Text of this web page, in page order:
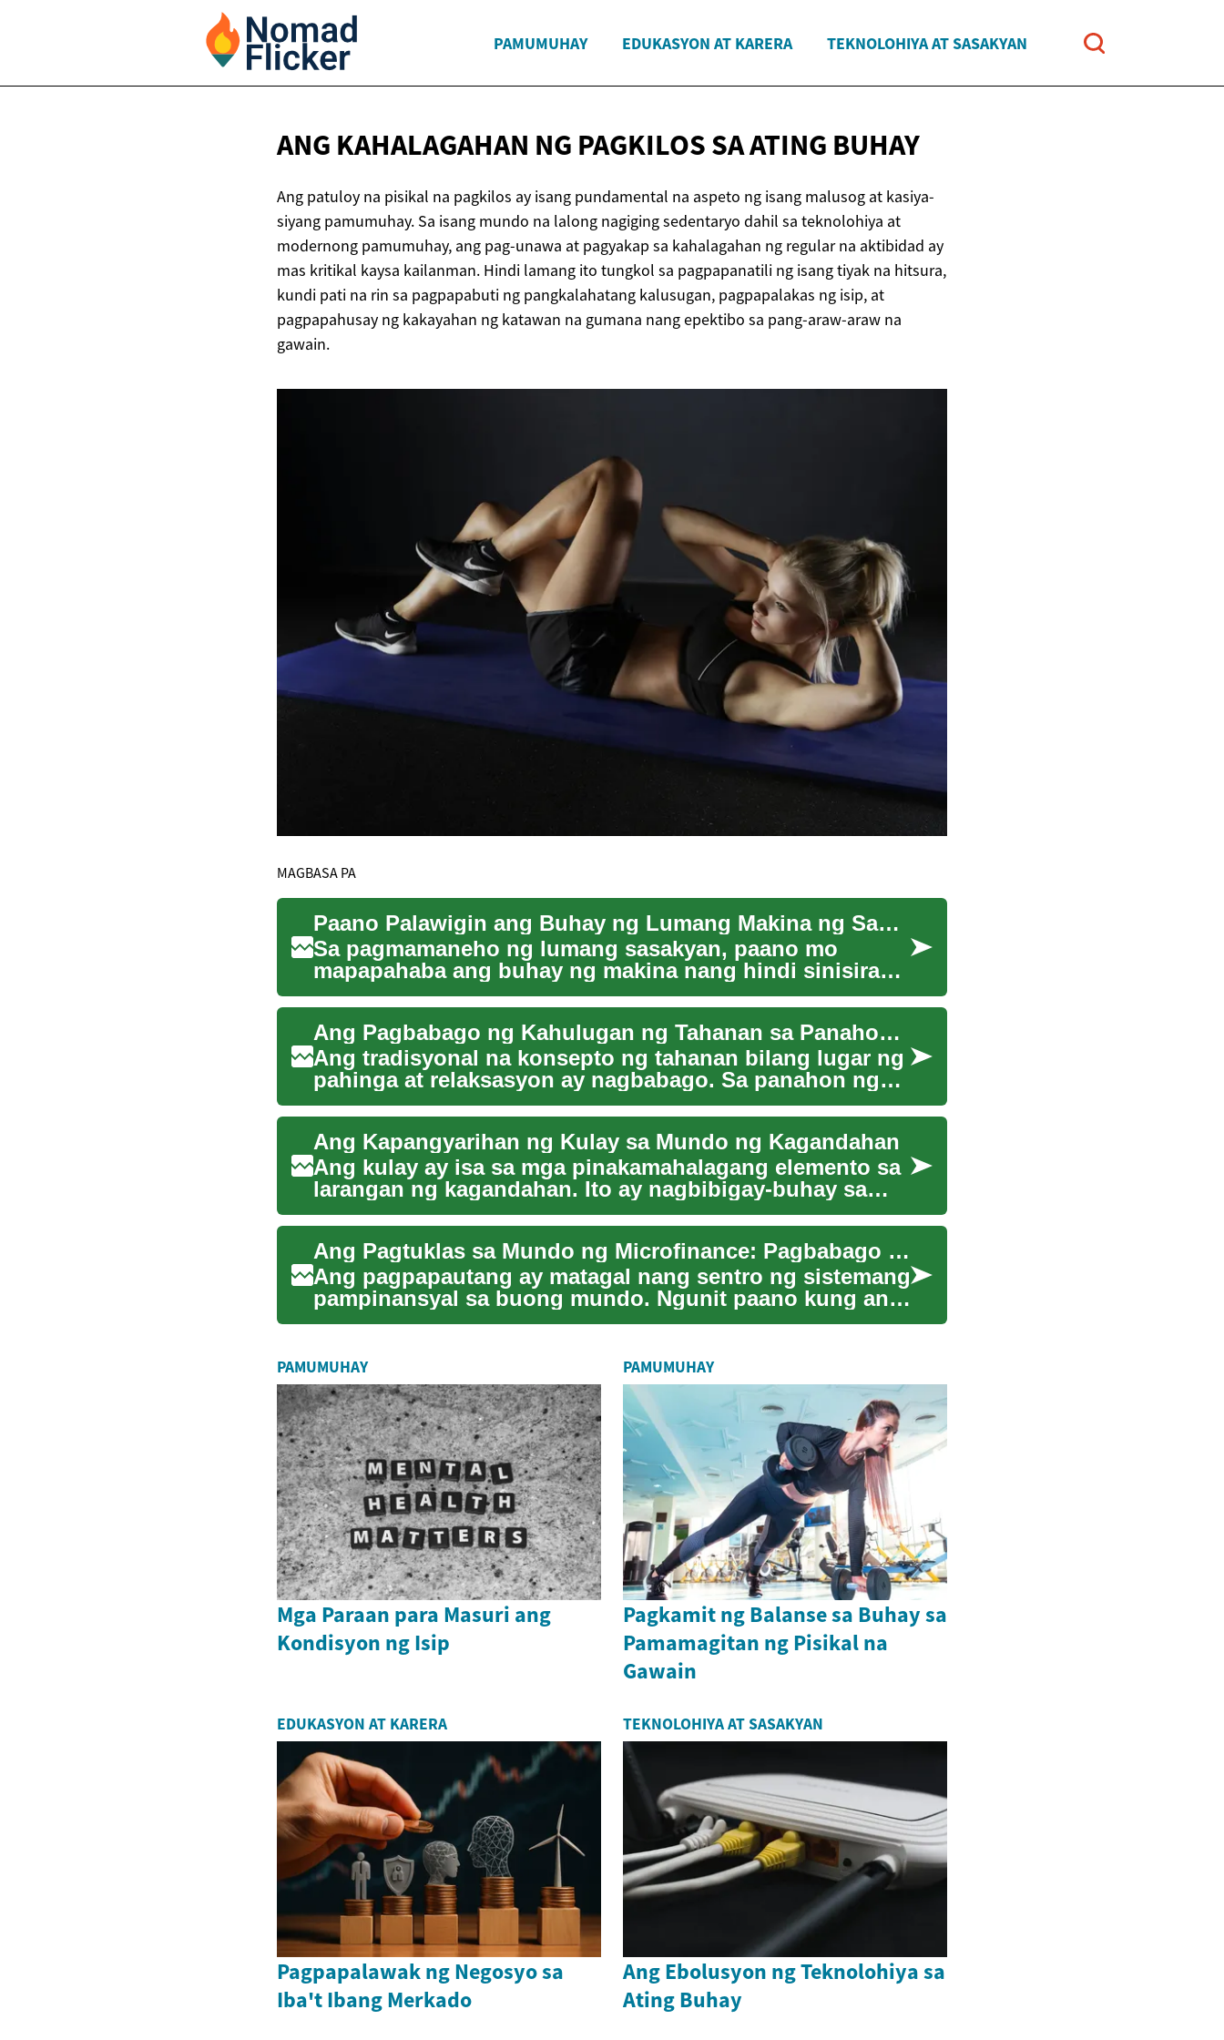
PAMUMUHAY EDUKASYON AT KARERA TEKNOLOHIYA AT SASAKYAN
ANG KAHALAGAHAN NG PAGKILOS SAATING BUHAY
Ang patuloy na pisikal na pagkilos ay isang pundamental na aspeto ng isang malusog at kasiya-
siyang pamumuhay. Sa isang mundo na lalong nagiging sedentaryo dahil sa teknolohiya at
modernong pamumuhay, ang pag-unawa at pagyakap sa kahalagahan ng regular na aktibidad ay
mas kritikal kaysa kailanman. Hindi lamang ito tungkol sa pagpapanatili ng isang tiyak na hitsura,
kundi pati na rin sa pagpapabuti ng pangkalahatang kalusugan, pagpapalakas ng isip, at
pagpapahusay ng kakayahan ng katawan na gumana nang epektibo sa pang-araw-araw na
gawain.
MAGBASA PA
Paano Palawigin ang Buhay ng Lumang Makina ng Sasakyan
Sa pagmamaneho ng lumang sasakyan, paano mo
mapapahaba ang buhay ng makina nang hindi sinisira
ang karakter nito? Ang...
Ang Pagbabago ng Kahulugan ng Tahanan sa Panahon ng Hybrid Work
Ang tradisyonal na konsepto ng tahanan bilang lugar ng
pahinga at relaksasyon ay nagbabago. Sa panahon ng
hybrid work...
Ang Kapangyarihan ng Kulay sa Mundo ng Kagandahan
Ang kulay ay isa sa mga pinakamahalagang elemento sa
larangan ng kagandahan. Ito ay nagbibigay-buhay sa
ating mundo, ...
Ang Pagtuklas sa Mundo ng Microfinance: Pagbabago ng Buhay sa Pamamagitan ng Maliliit na Pautang
Ang pagpapautang ay matagal nang sentro ng sistemang
pampinansyal sa buong mundo. Ngunit paano kung ang
mga tradisyon...
PAMUMUHAY
Mga Paraan para Masuri ang
Kondisyon ng Isip
PAMUMUHAY
Pagkamit ng Balanse sa Buhay sa
Pamamagitan ng Pisikal na
Gawain
EDUKASYON AT KARERA
Pagpapalawak ng Negosyo sa
Iba't Ibang Merkado
TEKNOLOHIYA AT SASAKYAN
Ang Ebolusyon ng Teknolohiya sa
Ating Buhay